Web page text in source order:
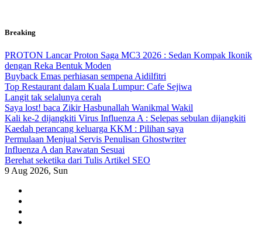
Skip
content
Breaking
PROTON Lancar Proton Saga MC3 2026 : Sedan Kompak Ikonik
dengan Reka Bentuk Moden
Buyback Emas perhiasan sempena Aidilfitri
Top Restaurant dalam Kuala Lumpur: Cafe Sejiwa
Langit tak selalunya cerah
Saya lost! baca Zikir Hasbunallah Wanikmal Wakil
Kali ke-2 dijangkiti Virus Influenza A : Selepas sebulan dijangkiti
Kaedah perancang keluarga KKM : Pilihan saya
Permulaan Menjual Servis Penulisan Ghostwriter
Influenza A dan Rawatan Sesuai
Berehat seketika dari Tulis Artikel SEO
9 Aug 2026, Sun